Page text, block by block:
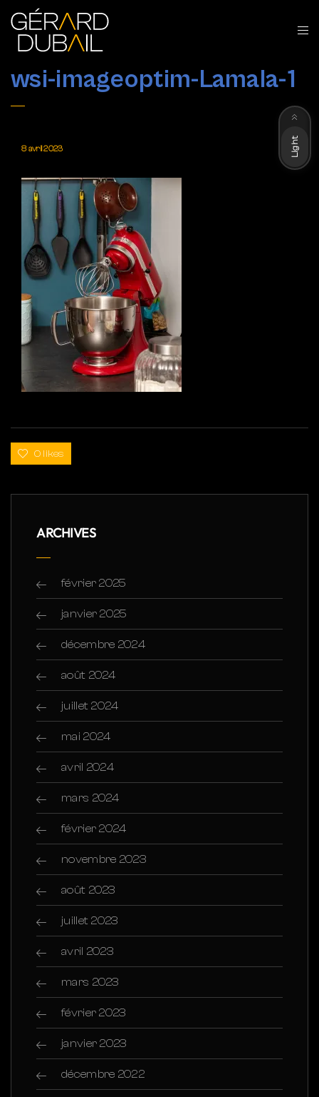
wsi-imageoptim-Lamala-1
8 avril 2023
0 likes
ARCHIVES
février 2025
janvier 2025
décembre 2024
août 2024
juillet 2024
mai 2024
avril 2024
mars 2024
février 2024
novembre 2023
août 2023
juillet 2023
avril 2023
mars 2023
février 2023
janvier 2023
décembre 2022
Light
Dark